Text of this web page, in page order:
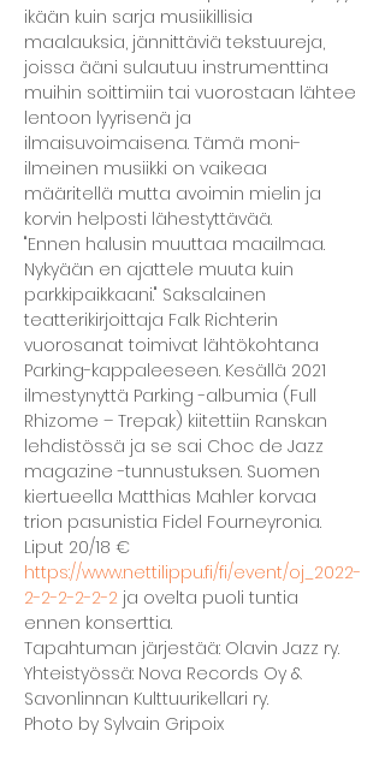
ikään kuin sarja musiikillisia
maalauksia, jännittäviä tekstuureja,
joissa ääni sulautuu instrumenttina
muihin soittimiin tai vuorostaan lähtee
lentoon lyyrisenä ja
ilmaisuvoimaisena. Tämä moni-
ilmeinen musiikki on vaikeaa
määritellä mutta avoimin mielin ja
korvin helposti lähestyttävää.
"Ennen halusin muuttaa maailmaa.
Nykyään en ajattele muuta kuin
parkkipaikkaani." Saksalainen
teatterikirjoittaja Falk Richterin
vuorosanat toimivat lähtökohtana
Parking-kappaleeseen. Kesällä 2021
ilmestynyttä Parking -albumia (Full
Rhizome – Trepak) kiitettiin Ranskan
lehdistössä ja se sai Choc de Jazz
magazine -tunnustuksen. Suomen
kiertueella Matthias Mahler korvaa
trion pasunistia Fidel Fourneyronia.
Liput 20/18 €
https://www.nettilippu.fi/fi/event/oj_2022-
2-2-2-2-2-2 ja ovelta puoli tuntia
ennen konserttia.
Tapahtuman järjestää: Olavin Jazz ry.
Yhteistyössä: Nova Records Oy &
Savonlinnan Kulttuurikellari ry.
Photo by Sylvain Gripoix